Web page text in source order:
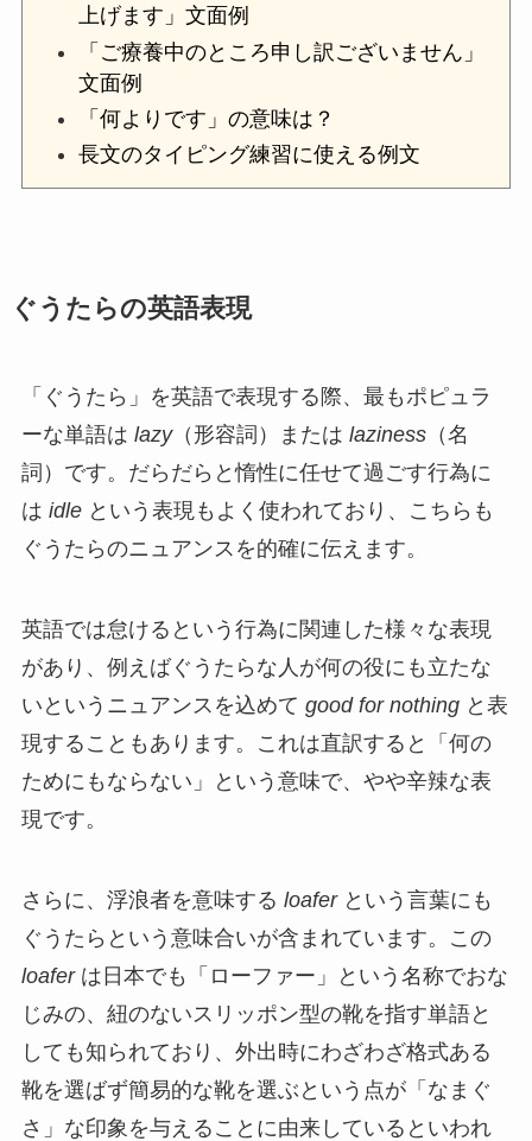
上げます」文面例
「ご療養中のところ申し訳ございません」
文面例
「何よりです」の意味は？
長文のタイピング練習に使える例文
ぐうたらの英語表現
「ぐうたら」を英語で表現する際、最もポピュラ
ーな単語は lazy（形容詞）または laziness（名
詞）です。だらだらと惰性に任せて過ごす行為に
は idleという表現もよく使われており、こちらも
ぐうたらのニュアンスを的確に伝えます。
英語では怠けるという行為に関連した様々な表現
があり、例えばぐうたらな人が何の役にも立たな
いというニュアンスを込めて good for nothingと表
現することもあります。これは直訳すると「何の
ためにもならない」という意味で、やや辛辣な表
現です。
さらに、浮浪者を意味する loaferという言葉にも
ぐうたらという意味合いが含まれています。この
loaferは日本でも「ローファー」という名称でおな
じみの、紐のないスリッポン型の靴を指す単語と
しても知られており、外出時にわざわざ格式ある
靴を選ばず簡易的な靴を選ぶという点が「なまぐ
さ」な印象を与えることに由来しているといわれ